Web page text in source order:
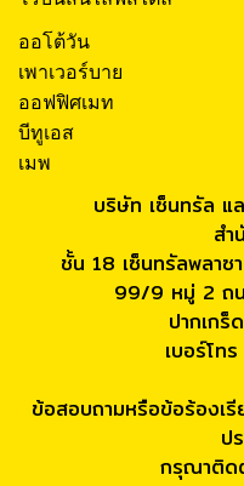
ออโต้วัน
เพาเวอร์บาย
ออฟฟิศเมท
บีทูเอส
เมพ
บริษัท เซ็นทรัล แ
สำ
ชั้น 18 เซ็นทรัลพลา
99/9 หมู่ 2 ถ
ปากเก
เบอร์โ
ข้อสอบถามหรือข้อร้องเรี
ป
กรุณาติด